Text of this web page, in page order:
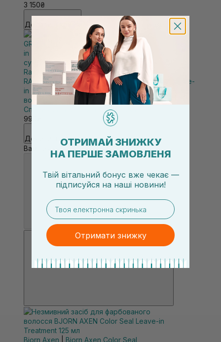
3 150₴
Додати в кошик
Rated Green | SHEA
RATED GREEN Real Shea Protein Recharging Leave-
in Treatment Spray для пошкодженого та сухого
волосся 80 мл
Спрей для волосся з протеїнами
990₴
Додати в кошик
Вам також сподобається
Bjorn Axen Bjorn Axen Color Seal
ОТРИМАЙ ЗНИЖКУ
НА ПЕРШЕ ЗАМОВЛЕНЯ
Твій вітальний бонус вже чекає —
підписуйся на наші новини!
email
Отримати знижку